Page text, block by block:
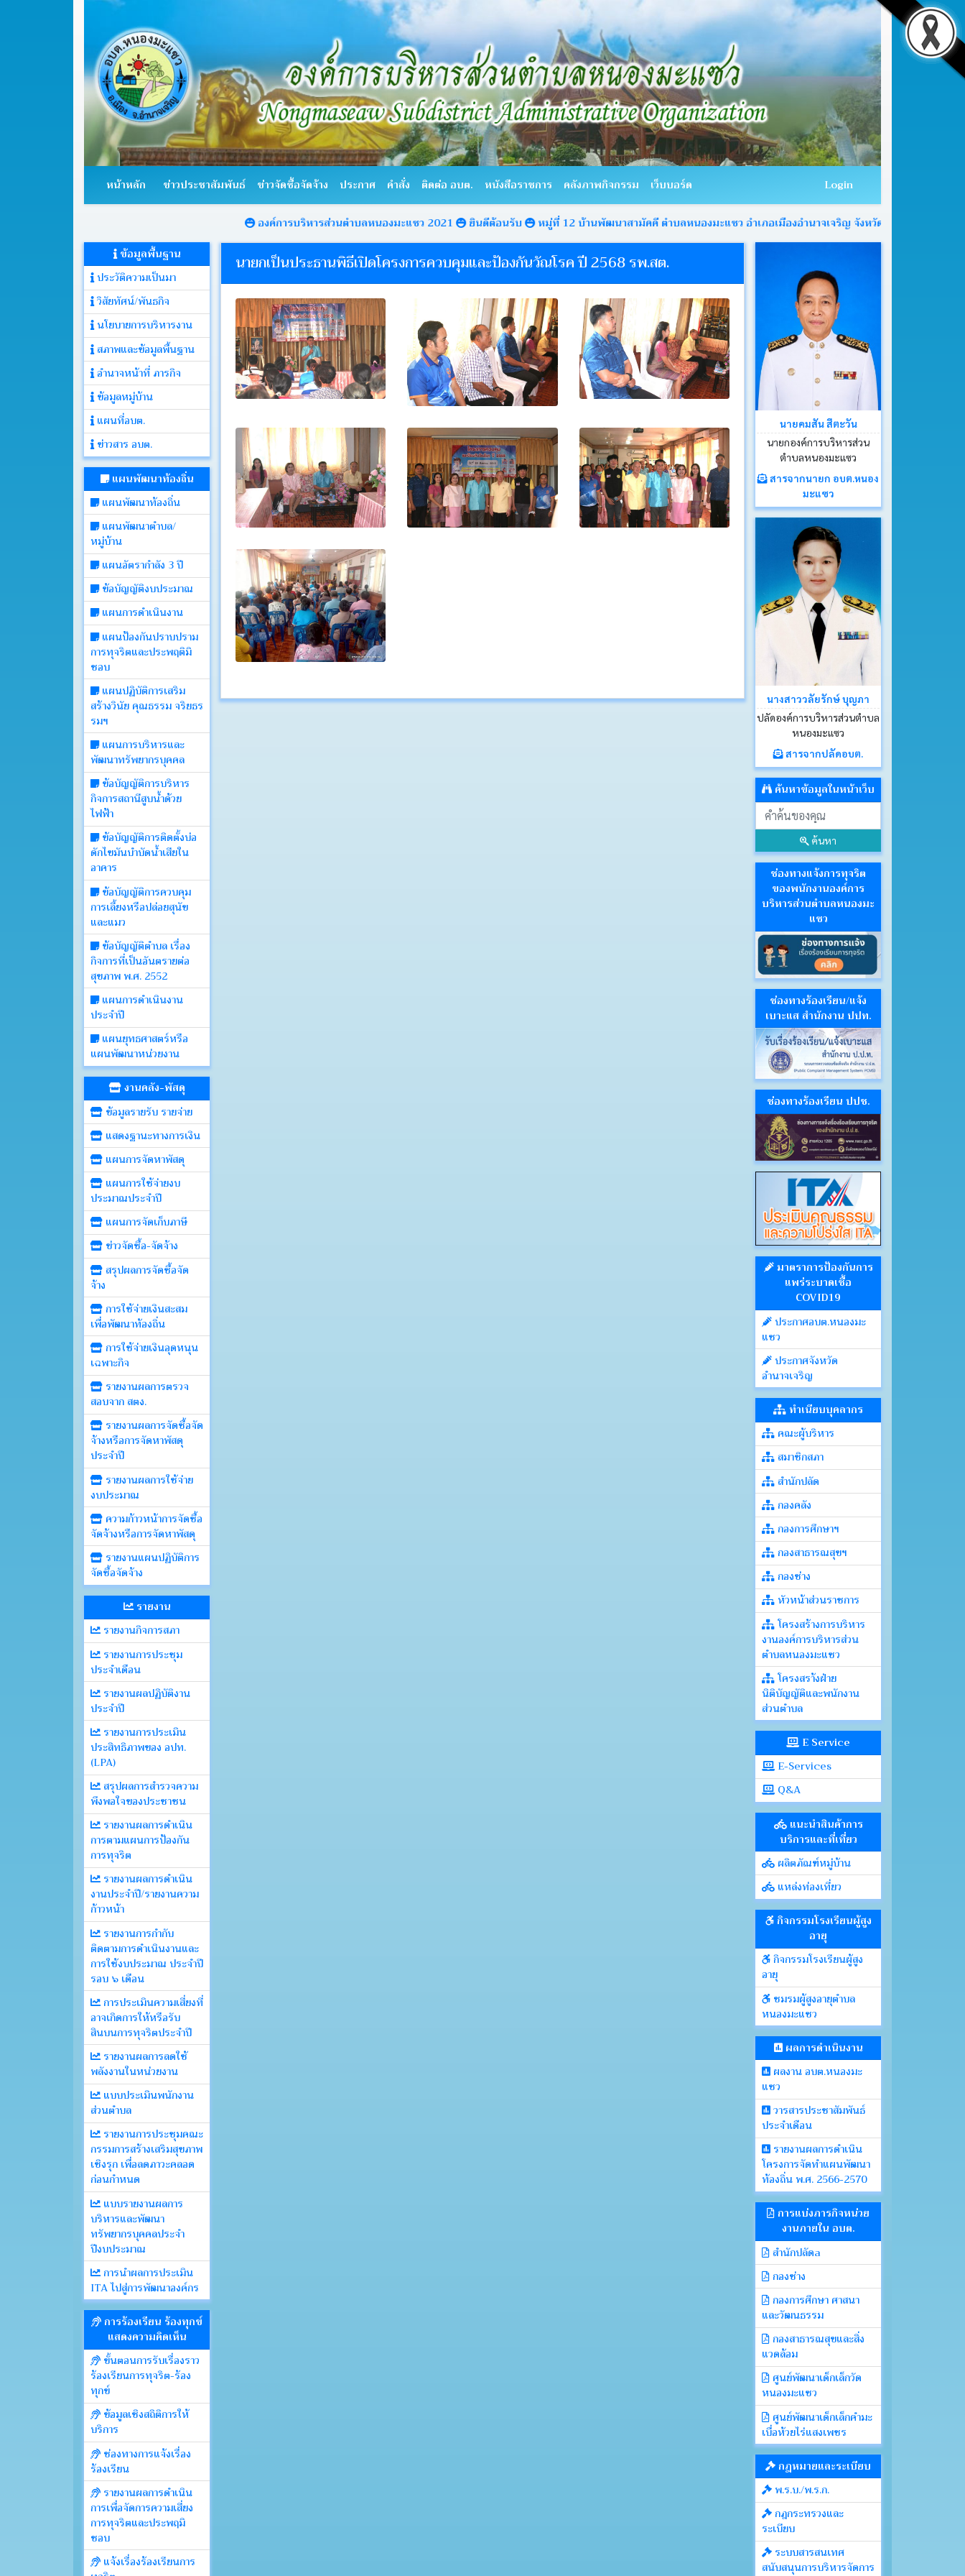
หน้าหลัก ข่าวประชาสัมพันธ์ ข่าวจัดซื้อจัดจ้าง ประกาศ คำสั่ง ติดต่อ อบต. หนังสือราชการ คลังภาพกิจกรรม เว็บบอร์ด Login
องค์การบริหารส่วนตำบลหนองมะแซว 2021 ยินดีต้อนรับ
หมู่ที่ 12 บ้านพัฒนาสามัคคี ตำบลหนองมะแซว อำเภอเมืองอำนาจเจริญ จังหวัดอำนาจเจริญ
ข้อมูลพื้นฐาน
ประวัติความเป็นมา
วิสัยทัศน์/พันธกิจ
นโยบายการบริหารงาน
สภาพและข้อมูลพื้นฐาน
อำนาจหน้าที่ ภารกิจ
ข้อมูลหมู่บ้าน
แผนที่อบต.
ข่าวสาร อบต.
แผนพัฒนาท้องถิ่น
แผนพัฒนาท้องถิ่น
แผนพัฒนาตำบล/
หมู่บ้าน
แผนอัตรากำลัง 3 ปี
ข้อบัญญัติงบประมาณ
แผนการดำเนินงาน
แผนป้องกันปราบปราม
การทุจริตและประพฤติมิ
ชอบ
แผนปฏิบัติการเสริม
สร้างวินัย คุณธรรม จริยธร
รมฯ
แผนการบริหารและ
พัฒนาทรัพยากรบุคคล
ข้อบัญญัติการบริหาร
กิจการสถานีสูบน้ำด้วย
ไฟฟ้า
ข้อบัญญัติการติดตั้งบ่อ
ดักไขมันบำบัดน้ำเสียใน
อาคาร
ข้อบัญญัติการควบคุม
การเลี้ยงหรือปล่อยสุนัข
และแมว
ข้อบัญญัติตำบล เรื่อง
กิจการที่เป็นอันตรายต่อ
สุขภาพ พ.ศ. 2552
แผนการดำเนินงาน
ประจำปี
แผนยุทธศาสตร์หรือ
แผนพัฒนาหน่วยงาน
งานคลัง-พัสดุ
ข้อมูลรายรับ รายจ่าย
แสดงฐานะทางการเงิน
แผนการจัดหาพัสดุ
แผนการใช้จ่ายงบ
ประมาณประจำปี
แผนการจัดเก็บภาษี
ข่าวจัดซื้อ-จัดจ้าง
สรุปผลการจัดซื้อจัด
จ้าง
การใช้จ่ายเงินสะสม
เพื่อพัฒนาท้องถิ่น
การใช้จ่ายเงินอุดหนุน
เฉพาะกิจ
รายงานผลการตรวจ
สอบจาก สตง.
รายงานผลการจัดซื้อจัด
จ้างหรือการจัดหาพัสดุ
ประจำปี
รายงานผลการใช้จ่าย
งบประมาณ
ความก้าวหน้าการจัดซื้อ
จัดจ้างหรือการจัดหาพัสดุ
รายงานแผนปฏิบัติการ
จัดซื้อจัดจ้าง
รายงาน
รายงานกิจการสภา
รายงานการประชุม
ประจำเดือน
รายงานผลปฏิบัติงาน
ประจำปี
รายงานการประเมิน
ประสิทธิภาพของ อปท.
(LPA)
สรุปผลการสำรวจความ
พึงพอใจของประชาชน
รายงานผลการดำเนิน
การตามแผนการป้องกัน
การทุจริต
รายงานผลการดำเนิน
งานประจำปี/รายงานความ
ก้าวหน้า
รายงานการกำกับ
ติดตามการดำเนินงานและ
การใช้งบประมาณ ประจำปี
รอบ ๖ เดือน
การประเมินความเสี่ยงที่
อาจเกิดการให้หรือรับ
สินบนการทุจริตประจำปี
รายงานผลการลดใช้
พลังงานในหน่วยงาน
แบบประเมินพนักงาน
ส่วนตำบล
รายงานการประชุมคณะ
กรรมการสร้างเสริมสุขภาพ
เชิงรุก เพื่อลดภาวะคลอด
ก่อนกำหนด
แบบรายงานผลการ
บริหารและพัฒนา
ทรัพยากรบุคคลประจำ
ปีงบประมาณ
การนำผลการประเมิน
ITA ไปสู่การพัฒนาองค์กร
การร้องเรียน ร้องทุกข์
แสดงความคิดเห็น
ขั้นตอนการรับเรื่องราว
ร้องเรียนการทุจริต-ร้อง
ทุกข์
ข้อมูลเชิงสถิติการให้
บริการ
ช่องทางการแจ้งเรื่อง
ร้องเรียน
รายงานผลการดำเนิน
การเพื่อจัดการความเสี่ยง
การทุจริตและประพฤมิ
ชอบ
แจ้งเรื่องร้องเรียนการ
นายกเป็นประธานพิธีเปิดโครงการควบคุมและป้องกันวัณโรค ปี 2568 รพ.สต.
นายคมสัน สีตะวัน
นายกองค์การบริหารส่วน
ตำบลหนองมะแซว
สารจากนายก อบต.หนอง
มะแซว
นางสาววลัยรักษ์ บุญภา
ปลัดองค์การบริหารส่วนตำบล
หนองมะแซว
สารจากปลัดอบต.
ค้นหาข้อมูลในหน้าเว็บ
ค้นหา
ช่องทางแจ้งการทุจริต
ของพนักงานองค์การ
บริหารส่วนตำบลหนองมะ
แซว
ช่องทางร้องเรียน/แจ้ง
เบาะแส สำนักงาน ปปท.
ช่องทางร้องเรียน ปปช.
มาตราการป้องกันการ
แพร่ระบาดเชื้อ
COVID19
ประกาศอบต.หนองมะ
แซว
ประกาศจังหวัด
อำนาจเจริญ
ทำเนียบบุคลากร
คณะผู้บริหาร
สมาชิกสภา
สำนักปลัด
กองคลัง
กองการศึกษาฯ
กองสาธารณสุขฯ
กองช่าง
หัวหน้าส่วนราชการ
โครงสร้างการบริหาร
งานองค์การบริหารส่วน
ตำบลหนองมะแซว
โครงสรา้งฝ่าย
นิติบัญญัติและพนักงาน
ส่วนตำบล
E Service
E-Services
Q&A
แนะนำสินค้าการ
บริการและที่เที่ยว
ผลิตภัณฑ์หมู่บ้าน
แหล่งท่องเที่ยว
กิจกรรมโรงเรียนผู้สูง
อายุ
กิจกรรมโรงเรียนผู้สูง
อายุ
ชมรมผู้สูงอายุตำบล
หนองมะแซว
ผลการดำเนินงาน
ผลงาน อบต.หนองมะ
แซว
วารสารประชาสัมพันธ์
ประจำเดือน
รายงานผลการดำเนิน
โครงการจัดทำแผนพัฒนา
ท้องถิ่น พ.ศ. 2566-2570
การแบ่งภารกิจหน่วย
งานภายใน อบต.
สำนักปลัดa
กองช่าง
กองการศึกษา ศาสนา
และวัฒนธรรม
กองสาธารณสุขและสิ่ง
แวดล้อม
ศูนย์พัฒนาเด็กเล็กวัด
หนองมะแซว
ศูนย์พัฒนาเด็กเล็กคำมะ
เบื่อห้วยไร่แสงเพชร
กฎหมายและระเบียบ
พ.ร.บ./พ.ร.ก.
กฎกระทรวงและ
ระเบียบ
ระบบสารสนเทศ
สนับสนุนการบริหารจัดการ